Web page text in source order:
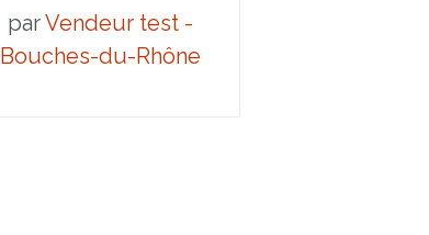
parVendeur test -
Bouches-du-Rhône